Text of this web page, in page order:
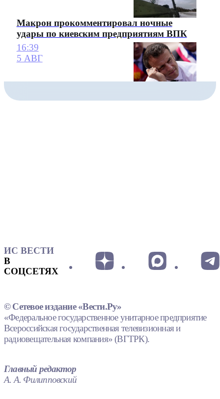
Макрон прокомментировал ночные
удары по киевским предприятиям ВПК
16:39
5 АВГ
ИС ВЕСТИ
В
СОЦСЕТЯХ
© Сетевое издание «Вести.Ру»
«Федеральное государственное унитарное предприятие
Всероссийская государственная телевизионная и
радиовещательная компания» (ВГТРК).
Главный редактор
А. А. Филипповский